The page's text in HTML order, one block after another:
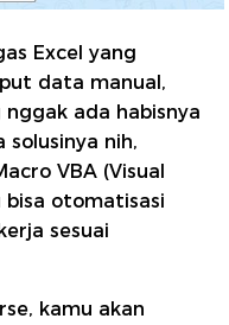
Excel yang
data manual,
ada habisnya
solusinya nih,
VBA (Visual
bisa otomatisasi
sesuai
kamu akan